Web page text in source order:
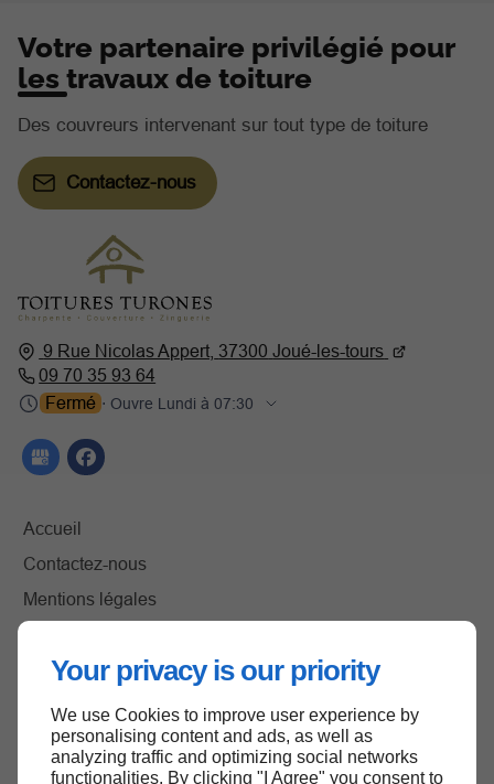
Your privacy is our priority
We use Cookies to improve user experience by
personalising content and ads, as well as
analyzing traffic and optimizing social networks
functionalities. By clicking "I Agree" you consent to
9 Rue Nicolas Appert, 37300 Joué-les-tours
09 70 35 93 64
Fermé ⋅ Ouvre Lundi à 07:30
Accueil
Contactez-nous
Mentions légales
Votre partenaire privilégié pour
les travaux de toiture
Des couvreurs intervenant sur tout type de toiture
Contactez-nous
Haut de page